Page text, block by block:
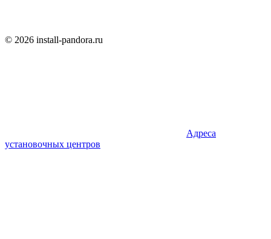
© 2026 install-pandora.ru
Адреса
установочных центров